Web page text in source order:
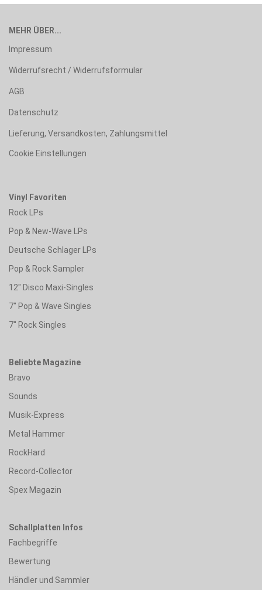
MEHR ÜBER...
Impressum
Widerrufsrecht / Widerrufsformular
AGB
Datenschutz
Lieferung, Versandkosten, Zahlungsmittel
Cookie Einstellungen
Vinyl Favoriten
Rock LPs
Pop & New-Wave LPs
Deutsche Schlager LPs
Pop & Rock Sampler
12" Disco Maxi-Singles
7" Pop & Wave Singles
7" Rock Singles
Beliebte Magazine
Bravo
Sounds
Musik-Express
Metal Hammer
RockHard
Record-Collector
Spex Magazin
Schallplatten Infos
Fachbegriffe
Bewertung
Händler und Sammler